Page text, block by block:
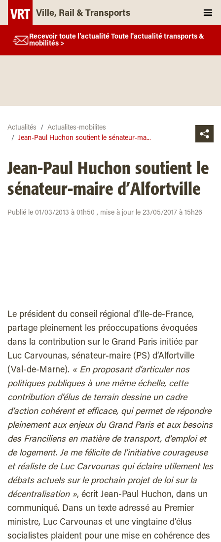
Ville, Rail & Transports
Recevoir toute l’actualité Toute l'actualité transports &
mobilités >
Actualités
Actualites-mobilites
Jean-Paul Huchon soutient le sénateur-ma...
Jean-Paul Huchon soutient le
sénateur-maire d’Alfortville
Publié le 01/03/2013 à 01h50 , mise à jour le 23/05/2017 à 15h26
Le président du conseil régional d’Ile-de-France,
partage pleinement les préoccupations évoquées
dans la contribution sur le Grand Paris initiée par
Luc Carvounas, sénateur-maire (PS) d’Alfortville
(Val-de-Marne). « En proposant d’articuler nos
politiques publiques à une même échelle, cette
contribution d’élus de terrain dessine un cadre
d’action cohérent et efficace, qui permet de répondre
pleinement aux enjeux du Grand Paris et aux besoins
des Franciliens en matière de transport, d’emploi et
de logement. Je me félicite de l’initiative courageuse
et réaliste de Luc Carvounas qui éclaire utilement les
débats actuels sur le prochain projet de loi sur la
décentralisation », écrit Jean-Paul Huchon, dans un
communiqué. Dans un texte adressé au Premier
ministre, Luc Carvounas et une vingtaine d’élus
socialistes plaident pour une mise en cohérence des